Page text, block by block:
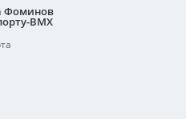
Фоминов
ВМХ